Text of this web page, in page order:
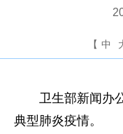
【 中
卫生部新闻办公
典型肺炎疫情。